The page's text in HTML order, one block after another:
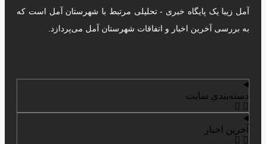
آمل زیبا یک پایگاه خبری - تحلیلی مرتبط با شهرستان آمل است که
به بررسی آخرین اخبار و اتفاقات شهرستان آمل می‌پردازد.
دسته‌بندی سایت
آخرین اخبار